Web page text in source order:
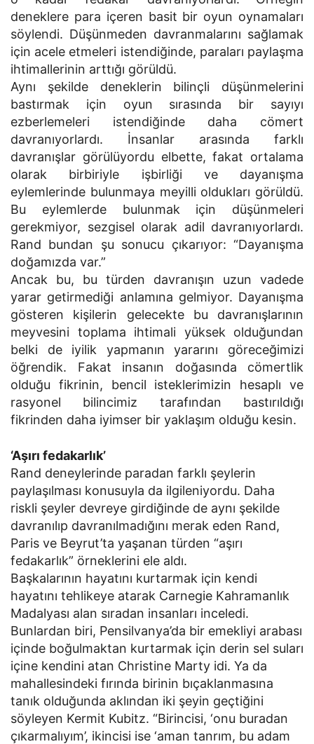
deneklere para içeren basit bir oyun oynamaları
söylendi. Düşünmeden davranmalarını sağlamak
için acele etmeleri istendiğinde, paraları paylaşma
ihtimallerinin arttığı görüldü.
Aynı şekilde deneklerin bilinçli düşünmelerini
bastırmak için oyun sırasında bir sayıyı
ezberlemeleri istendiğinde daha cömert
davranıyorlardı. İnsanlar arasında farklı
davranışlar görülüyordu elbette, fakat ortalama
olarak birbiriyle işbirliği ve dayanışma
eylemlerinde bulunmaya meyilli oldukları görüldü.
Bu eylemlerde bulunmak için düşünmeleri
gerekmiyor, sezgisel olarak adil davranıyorlardı.
Rand bundan şu sonucu çıkarıyor: “Dayanışma
doğamızda var.”
Ancak bu, bu türden davranışın uzun vadede
yarar getirmediği anlamına gelmiyor. Dayanışma
gösteren kişilerin gelecekte bu davranışlarının
meyvesini toplama ihtimali yüksek olduğundan
belki de iyilik yapmanın yararını göreceğimizi
öğrendik. Fakat insanın doğasında cömertlik
olduğu fikrinin, bencil isteklerimizin hesaplı ve
rasyonel bilincimiz tarafından bastırıldığı
fikrinden daha iyimser bir yaklaşım olduğu kesin.
‘Aşırı fedakarlık’
Rand deneylerinde paradan farklı şeylerin
paylaşılması konusuyla da ilgileniyordu. Daha
riskli şeyler devreye girdiğinde de aynı şekilde
davranılıp davranılmadığını merak eden Rand,
Paris ve Beyrut’ta yaşanan türden “aşırı
fedakarlık” örneklerini ele aldı.
Başkalarının hayatını kurtarmak için kendi
hayatını tehlikeye atarak Carnegie Kahramanlık
Madalyası alan sıradan insanları inceledi.
Bunlardan biri, Pensilvanya’da bir emekliyi arabası
içinde boğulmaktan kurtarmak için derin sel suları
içine kendini atan Christine Marty idi. Ya da
mahallesindeki fırında birinin bıçaklanmasına
tanık olduğunda aklından iki şeyin geçtiğini
söyleyen Kermit Kubitz. “Birincisi, ‘onu buradan
çıkarmalıyım’, ikincisi ise ‘aman tanrım, bu adam